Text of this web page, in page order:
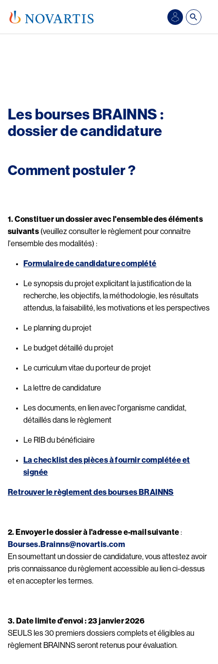
Les bourses BRAINNS :
dossier de candidature
Comment postuler ?
1. Constituer un dossier avec l'ensemble des éléments
suivants (veuillez consulter le règlement pour connaitre
l'ensemble des modalités) :
Formulaire de candidature complété
Le synopsis du projet explicitant la justification de la
recherche, les objectifs, la méthodologie, les résultats
attendus, la faisabilité, les motivations et les perspectives
Le planning du projet
Le budget détaillé du projet
Le curriculum vitae du porteur de projet
La lettre de candidature
Les documents, en lien avec l'organisme candidat,
détaillés dans le règlement
Le RIB du bénéficiaire
La checklist des pièces à fournir complétée et
signée
Retrouver le règlement des bourses BRAINNS
2. Envoyer le dossier à l'adresse e-mail suivante
Bourses.Brainns@novartis.com
En soumettant un dossier de candidature, vous attestez avoir
pris connaissance du règlement accessible au lien ci-dessus
et en accepter les termes.
3. Date limite d'envoi : 23 janvier 2026
SEULS les 30 premiers dossiers complets et éligibles au
règlement BRAINNS seront retenus pour évaluation.